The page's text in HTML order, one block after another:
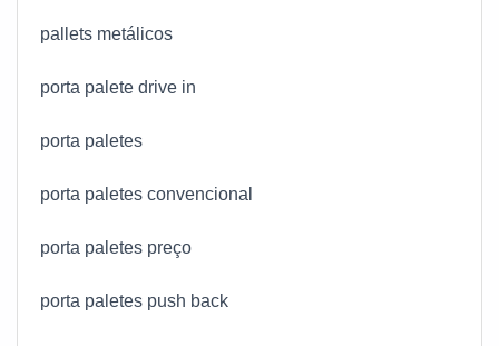
pallets metálicos
porta palete drive in
porta paletes
porta paletes convencional
porta paletes preço
porta paletes push back